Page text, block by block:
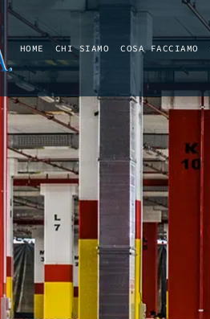
HOME CHI SIAMO COSA FACCIAMO